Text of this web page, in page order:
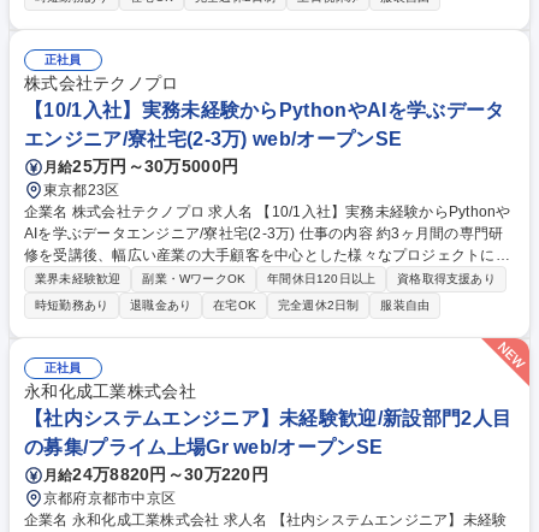
画の作成とシステムテスト、受け入れテストの遂行■担当サービスにおけ
るテストプロセスの設計・運用・実行、および開発チーム内での推進■サ
ービス品質向上を意識したサービス企画・技術設計へのQAレビュー■開発
者テスト（ユニットテスト、結合テスト、パフォーマンステストなど）の
方針策定および支援■プロジェクト品質およびプロダクト品質の向上を目
的とした業務の遂行■自動テストの実装 募集職種 QAエンジニア/ソーシャ
ルコマース（LINEギフト・LINEコマース新規サービス）
正社員
株式会社テクノプロ
【10/1入社】実務未経験からPythonやAIを学ぶデータ
エンジニア/寮社宅(2-3万) web/オープンSE
月給25万円～30万5000円
東京都23区
企業名 株式会社テクノプロ 求人名 【10/1入社】実務未経験からPythonや
AIを学ぶデータエンジニア/寮社宅(2-3万) 仕事の内容 約3ヶ月間の専門研
修を受講後、幅広い産業の大手顧客を中心とした様々なプロジェクトにお
いて、データ分析やAI駆動開発、システム構築などのエンジニアリング業
務全般をご担当いただきます。 【具体的には】 まずはオンラインにてPyt
hon、SQL、AWS、データ分析、AI駆動開発などを約3ヶ月間集中的に学
びます。その後、技術力や志向性に合わせたプロジェクトへ参画し、デー
タの集計・分析業務やAIを活用したシステム開発などに携わります。キャ
リアアドバイザーやマネージャーの伴走のもと、実務を通じて最先端・高
付加価値領域のエンジニアへ成長できる環境です。 募集職種 【10/1入
社】実務未経験からPythonやAIを学ぶデータエンジニア/寮社宅(2-3万)
業界未経験歓迎 副業・WワークOK 年間休日120日以上
資格取得支援あり
時短勤務あり
退職金あり 在宅OK 完全週休2日制 服装自由
正社員
永和化成工業株式会社
【社内システムエンジニア】未経験歓迎/新設部門2人目
の募集/プライム上場Gr web/オープンSE
月給24万8820円～30万220円
京都府京都市中京区
企業名 永和化成工業株式会社 求人名 【社内システムエンジニア】未経験